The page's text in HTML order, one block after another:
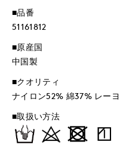
■品番
51161812
■原産国
中国製
■クオリティ
ナイロン52% 綿37% レー
■取扱い方法